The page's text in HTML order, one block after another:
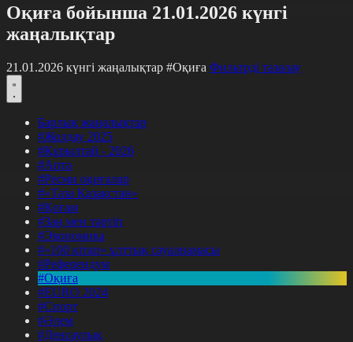
Оқиға бойынша 21.01.2026 күнгі
жаңалықтар
21.01.2026 күнгі жаңалықтар #Оқиға Фильтрді тазалау
Барлық жаңалықтар
#Жолдау 2025
#Құрылтай - 2026
#Апта
#Ресми оқиғалар
#«Таза Қазақстан»
#Қоғам
#Заң мен тәртіп
#Экономика
#«100 кітап» ұлттық сауалнамасы
#Референдум
#Оқиға
#EURO 2024
#Спорт
#Әлем
#Денсаулық